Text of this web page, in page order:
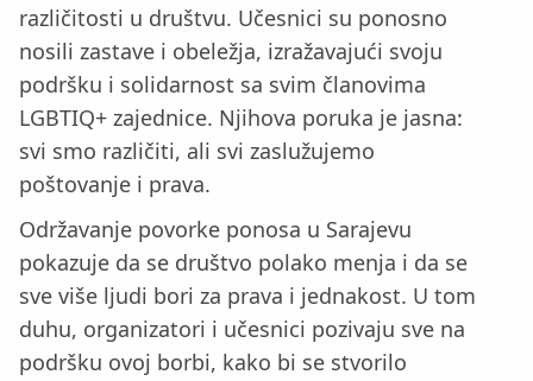
različitosti u društvu. Učesnici su ponosno
nosili zastave i obeležja, izražavajući svoju
podršku i solidarnost sa svim članovima
LGBTIQ+ zajednice. Njihova poruka je jasna:
svi smo različiti, ali svi zaslužujemo
poštovanje i prava.
Održavanje povorke ponosa u Sarajevu
pokazuje da se društvo polako menja i da se
sve više ljudi bori za prava i jednakost. U tom
duhu, organizatori i učesnici pozivaju sve na
podršku ovoj borbi, kako bi se stvorilo